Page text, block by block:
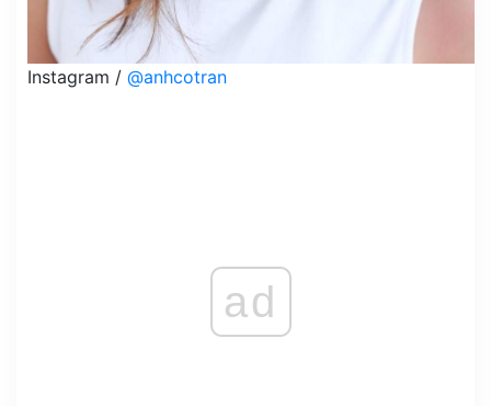
Instagram / @anhcotran
ad